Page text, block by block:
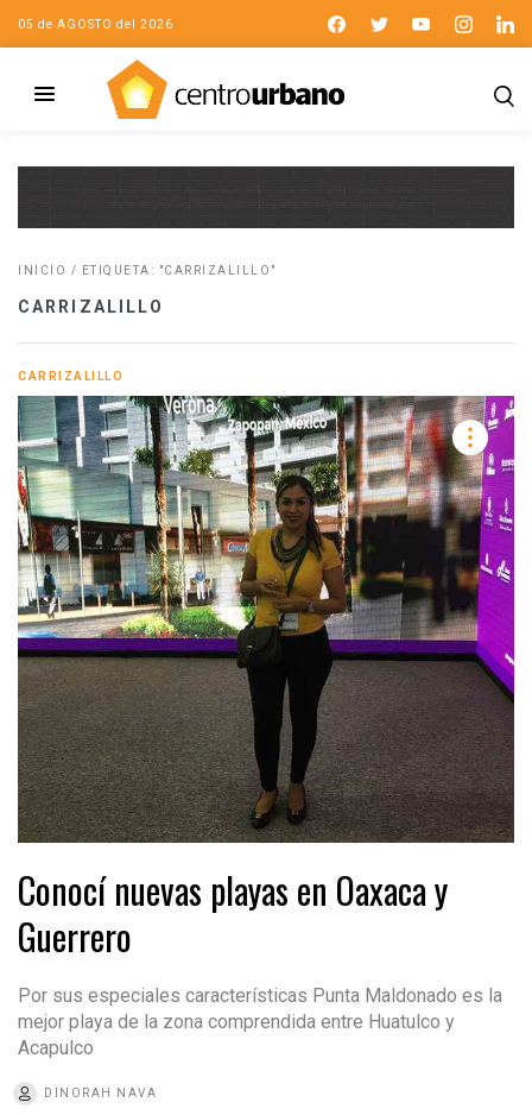
05 de AGOSTO del 2026
INICIO / ETIQUETA: "CARRIZALILLO"
CARRIZALILLO
CARRIZALILLO
Conocí nuevas playas en Oaxaca y
Guerrero
Por sus especiales características Punta Maldonado es la
mejor playa de la zona comprendida entre Huatulco y
Acapulco
DINORAH NAVA